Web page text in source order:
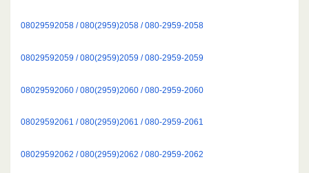
08029592058 / 080(2959)2058 / 080-2959-2058
08029592059 / 080(2959)2059 / 080-2959-2059
08029592060 / 080(2959)2060 / 080-2959-2060
08029592061 / 080(2959)2061 / 080-2959-2061
08029592062 / 080(2959)2062 / 080-2959-2062